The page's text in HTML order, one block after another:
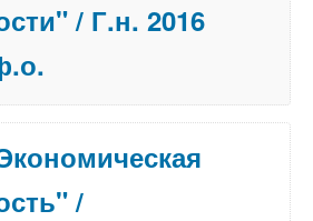
/ Г.н. 2016
/